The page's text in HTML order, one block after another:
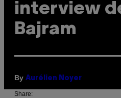
interview
Bajram
By Aurélien Noyer
Share: